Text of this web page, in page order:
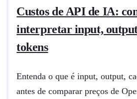
Custos de API de IA:
interpretar input,
tokens
Entenda o que é input, output,
antes de comparar preços de